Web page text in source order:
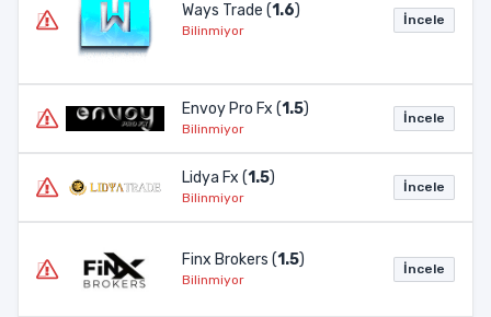
Ways Trade (1.6)
Bilinmiyor
İncele
Envoy Pro Fx (1.5)
Bilinmiyor
İncele
Lidya Fx (1.5)
Bilinmiyor
İncele
Finx Brokers (1.5)
Bilinmiyor
İncele